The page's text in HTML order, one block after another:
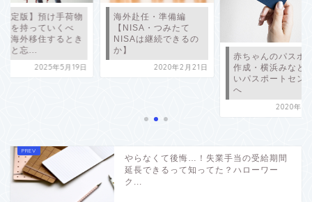
決定版】預け手荷物
何を持っていくべ
海外移住するとき
外と忘...
2025年5月19日
海外赴任・準備編
【NISA・つみたて
NISAは継続できるの
か】
2020年2月21日
赤ちゃんのパスポ
作成・横浜みなと
いパスポートセン
へ
2020年1
やらなくて後悔…！失業手当の受給期間
延長できるって知ってた？ハローワー
ク...